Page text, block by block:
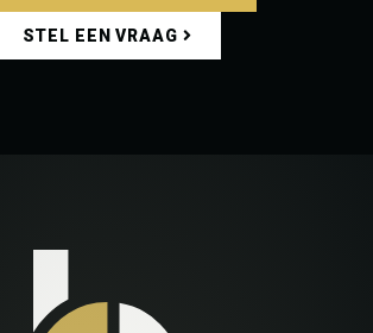
STEL EEN VRAAG